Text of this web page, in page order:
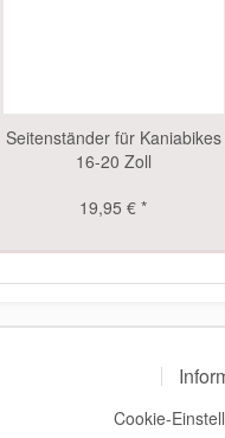
Seitenständer für Kaniabikes
16-20 Zoll
19,95 € *
Cookie-